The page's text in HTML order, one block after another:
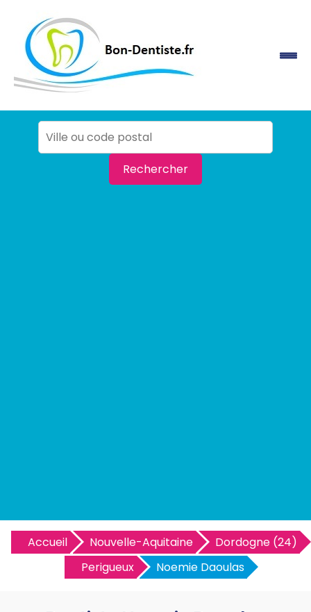
Rechercher
Accueil Nouvelle-Aquitaine
Dordogne (24)
Perigueux
Noemie Daoulas